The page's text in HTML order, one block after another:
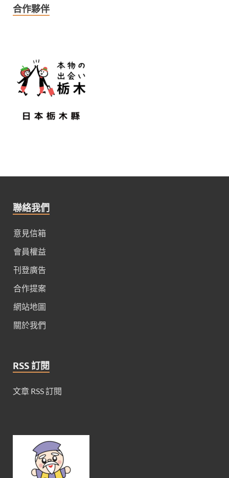
合作夥伴
聯絡我們
意見信箱
會員權益
刊登廣告
合作提案
網站地圖
關於我們
RSS 訂閱
文章 RSS 訂閱